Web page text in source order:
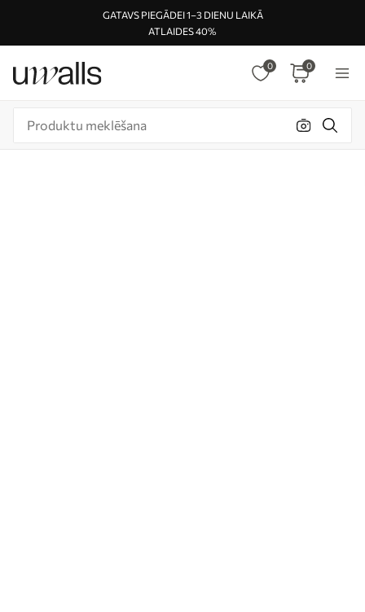
GATAVS PIEGĀDEI 1–3 DIENU LAIKĀ
ATLAIDES 40%
0 0